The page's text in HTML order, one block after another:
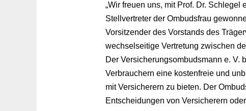
„Wir freuen uns, mit Prof. Dr.
Stellvertreter der Ombudsfrau
Vorsitzender des Vorstands des
wechselseitige Vertretung zwischen
Der Versicherungsombudsmann e. V.
Verbrauchern eine kostenfreie und
mit Versicherern zu bieten. Der
Entscheidungen von Versicherern